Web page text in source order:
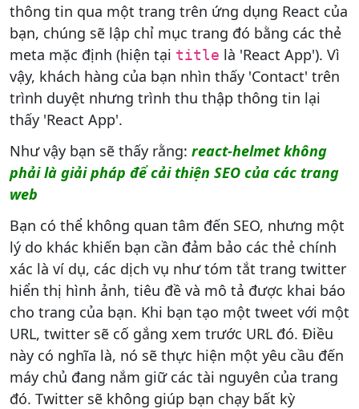
thông tin qua một trang trên ứng dụng React của
bạn, chúng sẽ lập chỉ mục trang đó bằng các thẻ
meta mặc định (hiện tại title là 'React App'). Vì
vậy, khách hàng của bạn nhìn thấy 'Contact' trên
trình duyệt nhưng trình thu thập thông tin lại
thấy 'React App'.
Như vậy bạn sẽ thấy rằng: react-helmet không
phải là giải pháp để cải thiện SEO của các trang
web
Bạn có thể không quan tâm đến SEO, nhưng một
lý do khác khiến bạn cần đảm bảo các thẻ chính
xác là ví dụ, các dịch vụ như tóm tắt trang twitter
hiển thị hình ảnh, tiêu đề và mô tả được khai báo
cho trang của bạn. Khi bạn tạo một tweet với một
URL, twitter sẽ cố gắng xem trước URL đó. Điều
này có nghĩa là, nó sẽ thực hiện một yêu cầu đến
máy chủ đang nắm giữ các tài nguyên của trang
đó. Twitter sẽ không giúp bạn chạy bất kỳ